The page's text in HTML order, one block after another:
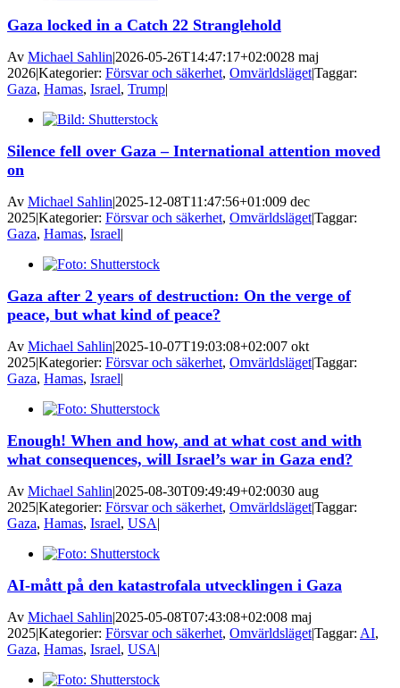
Gaza locked in a Catch 22 Stranglehold
Av Michael Sahlin|2026-05-26T14:47:17+02:0028 maj
2026|Kategorier: Försvar och säkerhet, Omvärldsläget|Taggar:
Gaza, Hamas, Israel, Trump|
Silence fell over Gaza – International attention moved
on
Av Michael Sahlin|2025-12-08T11:47:56+01:009 dec
2025|Kategorier: Försvar och säkerhet, Omvärldsläget|Taggar:
Gaza, Hamas, Israel|
Gaza after 2 years of destruction: On the verge of
peace, but what kind of peace?
Av Michael Sahlin|2025-10-07T19:03:08+02:007 okt
2025|Kategorier: Försvar och säkerhet, Omvärldsläget|Taggar:
Gaza, Hamas, Israel|
Enough! When and how, and at what cost and with
what consequences, will Israel’s war in Gaza end?
Av Michael Sahlin|2025-08-30T09:49:49+02:0030 aug
2025|Kategorier: Försvar och säkerhet, Omvärldsläget|Taggar:
Gaza, Hamas, Israel, USA|
AI-mått på den katastrofala utvecklingen i Gaza
Av Michael Sahlin|2025-05-08T07:43:08+02:008 maj
2025|Kategorier: Försvar och säkerhet, Omvärldsläget|Taggar: AI,
Gaza, Hamas, Israel, USA|